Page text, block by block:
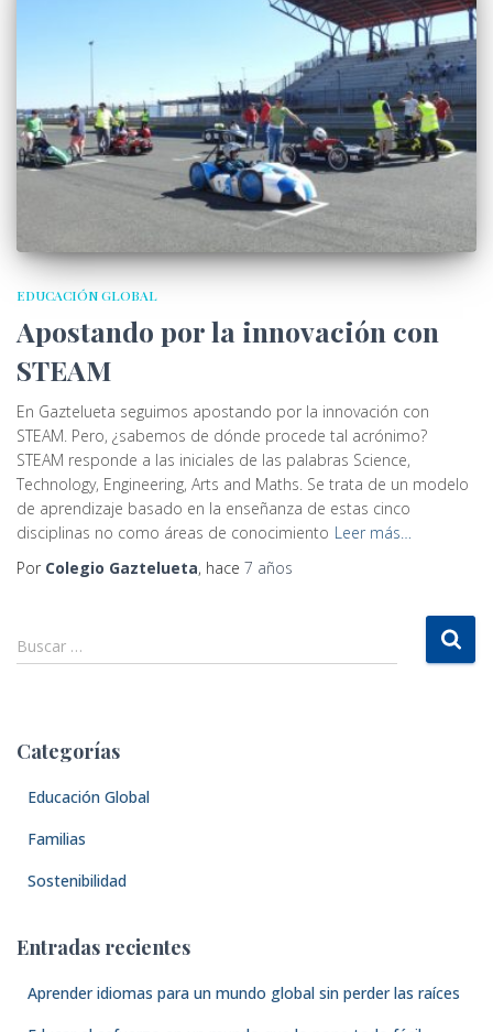
EDUCACIÓN GLOBAL
Apostando por la innovación con
STEAM
En Gaztelueta seguimos apostando por la innovación con
STEAM. Pero, ¿sabemos de dónde procede tal acrónimo?
STEAM responde a las iniciales de las palabras Science,
Technology, Engineering, Arts and Maths. Se trata de un modelo
de aprendizaje basado en la enseñanza de estas cinco
disciplinas no como áreas de conocimiento Leer más…
Por Colegio Gaztelueta, hace 7 años
B
u
r
Buscar …
Categorías
Educación Global
Familias
Sostenibilidad
Entradas recientes
Aprender idiomas para un mundo global sin perder las raíces